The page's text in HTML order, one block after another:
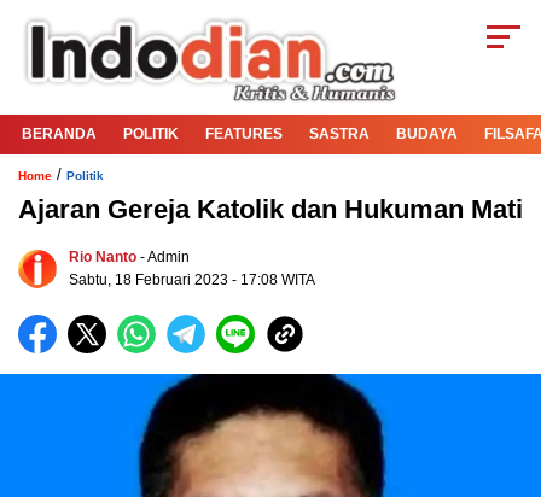
BERANDA POLITIK FEATURES SASTRA BUDAYA
Home / Politik
Ajaran Gereja Katolik dan Hukuman Mati
Rio Nanto - Admin
Sabtu, 18 Februari 2023 - 17:08 WITA